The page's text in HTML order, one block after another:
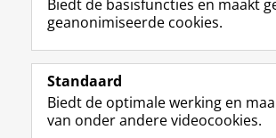
het leiderschap in uw organisatie
Biedt de basisfuncties en maakt
geanonimiseerde cookies.
Standaard
Biedt de optimale werking en
van onder andere videocookies.